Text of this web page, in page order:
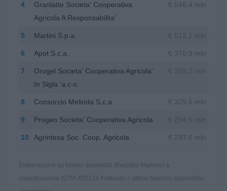
4
Granlatte Societa' Cooperativa
Agricola A Responsabilita'
€ 546,4 mln
5 Martini S.p.a.
6 Apot S.c.a. € 370,9 mln
7
Orogel Societa' Cooperativa Agricola'
In Sigla 'a.c.o.
8 Consorzio Melinda S.c.a. € 329,6 mln
9 Progeo Societa' Cooperativa Agricola
10 Agrintesa Soc. Coop. Agricola € 293,6 mln
Elaborazione su bilanci depositati (Registro Imprese) e
classificazione ISTAT ATECO. Fatturato = ultimo bilancio disponibile